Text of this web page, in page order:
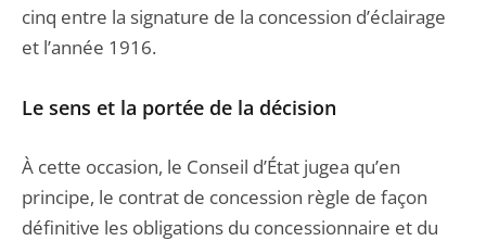
cinq entre la signature de la concession d’éclairage
et l’année 1916.
Le sens et la portée de la décision
À cette occasion, le Conseil d’État jugea qu’en
principe, le contrat de concession règle de façon
définitive les obligations du concessionnaire et du